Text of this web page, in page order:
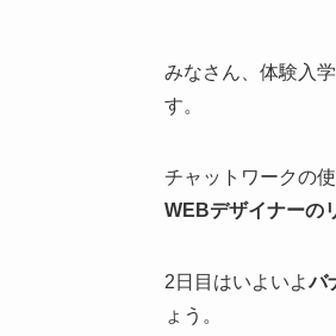
みなさん、体験入
す。
チャットワークの
WEBデザイナーの
2日目はいよいよバ
ょう。